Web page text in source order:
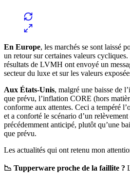
En Europe, les marchés se sont laissé
un retour sur certaines valeurs
résultats de LVMH ont envoyé un
secteur du luxe et sur les valeurs
Aux États-Unis, malgré une baisse de
que prévu, l’inflation CORE (hors
conforme aux attentes. Ceci a tempéré
et a conforté le scénario d’un
précédemment anticipé, plutôt qu’une
que prévu.
Les actualités qui ont retenu mon
📉 Tupperware proche de la faillite ?